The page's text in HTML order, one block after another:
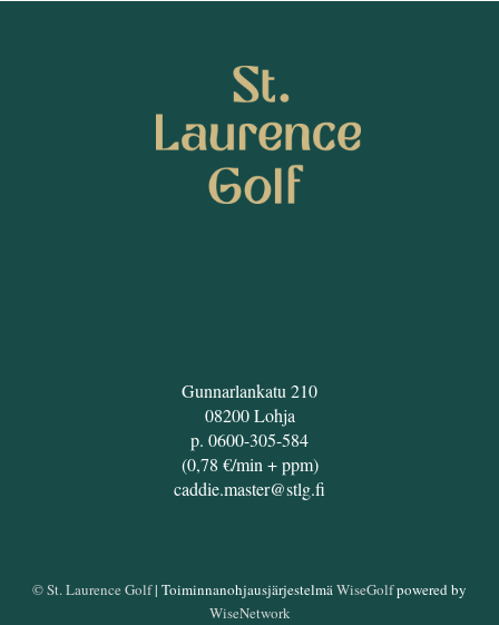
Gunnarlankatu 210
08200 Lohja
p. 0600-305-584
(0,78 €/min + ppm)
caddie.master@stlg.fi
© St. Laurence Golf| ToiminnanohjausjärjestelmäWiseGolfpowered by
WiseNetwork